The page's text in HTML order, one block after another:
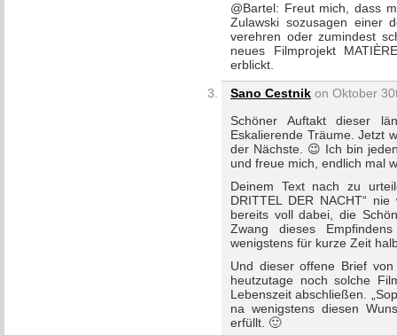
@Bartel: Freut mich, dass
Zulawski sozusagen einer
verehren oder zumindest
neues Filmprojekt
erblickt.
Sano Cestnik on Oktober
Schöner Auftakt dieser
Eskalierende Träume. Jetzt
der Nächste. 😉 Ich bin
und freue mich, endlich mal
Deinem Text nach zu
DRITTEL DER NACHT“
bereits voll dabei, die
Zwang dieses
wenigstens für kurze Zeit
Und dieser offene Brief von
heutzutage noch solche
Lebenszeit abschließen.
na wenigstens diesen
erfüllt. 🙂